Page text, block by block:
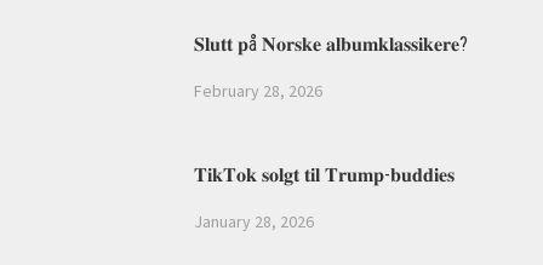
𝐒𝐥𝐮𝐭𝐭 𝐩å 𝐍𝐨𝐫𝐬𝐤𝐞 𝐚𝐥𝐛𝐮𝐦𝐤𝐥𝐚𝐬𝐬𝐢𝐤𝐞𝐫𝐞?
February 28, 2026
𝐓𝐢𝐤𝐓𝐨𝐤 𝐬𝐨𝐥𝐠𝐭 𝐭𝐢𝐥 𝐓𝐫𝐮𝐦𝐩-𝐛𝐮𝐝𝐝𝐢𝐞𝐬
January 28, 2026